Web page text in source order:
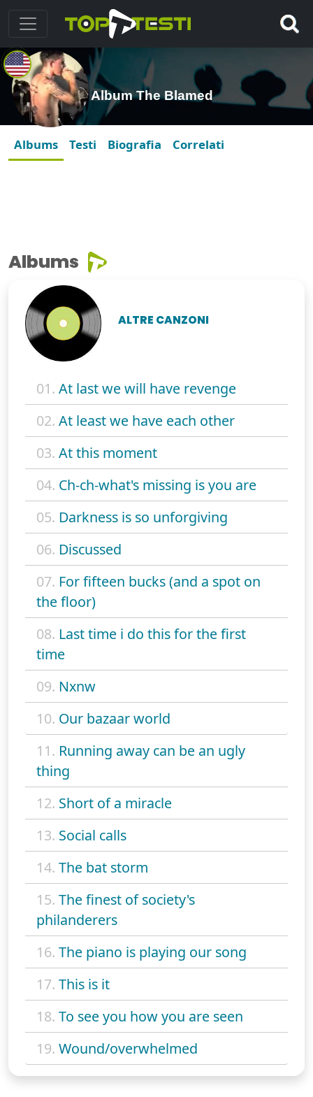
Album The Blamed
Albums Testi Biografia Correlati
Albums
ALTRE CANZONI
01. At last we will have revenge
02. At least we have each other
03. At this moment
04. Ch-ch-what's missing is you are
05. Darkness is so unforgiving
06. Discussed
07. For fifteen bucks (and a spot on
the floor)
08. Last time i do this for the first
time
09. Nxnw
10. Our bazaar world
11. Running away can be an ugly
thing
12. Short of a miracle
13. Social calls
14. The bat storm
15. The finest of society's
philanderers
16. The piano is playing our song
17. This is it
18. To see you how you are seen
19. Wound/overwhelmed